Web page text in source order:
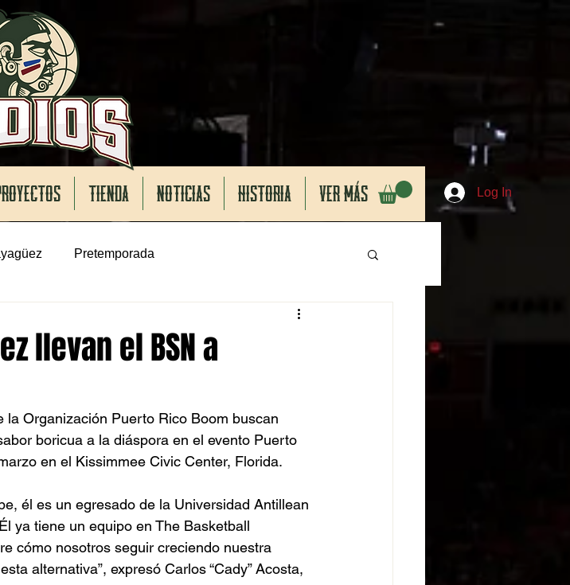
TIENDA NOTICIAS HISTORIA VER MÁS Log In
Pretemporada
llevan el BSN a
Organización Puerto Rico Boom buscan
boricua a la diáspora en el evento Puerto
en el Kissimmee Civic Center, Florida.
él es un egresado de la Universidad Antillean
ya tiene un equipo en The Basketball
cómo nosotros seguir creciendo nuestra
alternativa”, expresó Carlos “Cady” Acosta,